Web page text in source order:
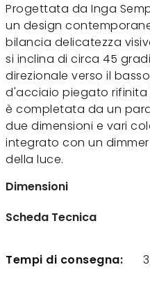
Progettata da Inga
un design
bilancia delicatezza
si inclina di circa 45
direzionale verso il
d'acciaio piegato
è completata da un
due dimensioni e vari
integrato con un
della luce.
Dimensioni
Scheda Tecnica
Tempi di consegna: